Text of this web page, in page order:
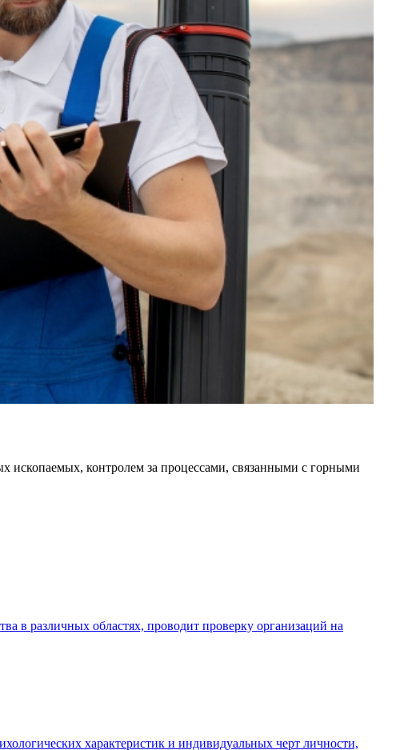
ископаемых, контролем за процессами, связанными с горными
в различных областях, проводит проверку организаций на
характеристик и индивидуальных черт личности,